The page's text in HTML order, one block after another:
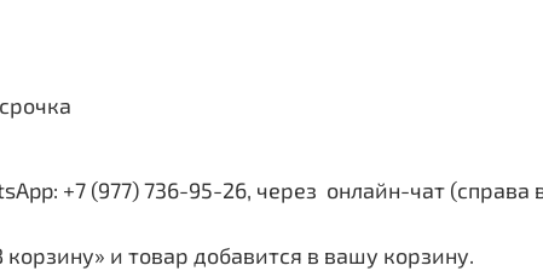
+7 (977) 736-95-26, через онлайн-чат (справа
и товар добавится в вашу корзину.